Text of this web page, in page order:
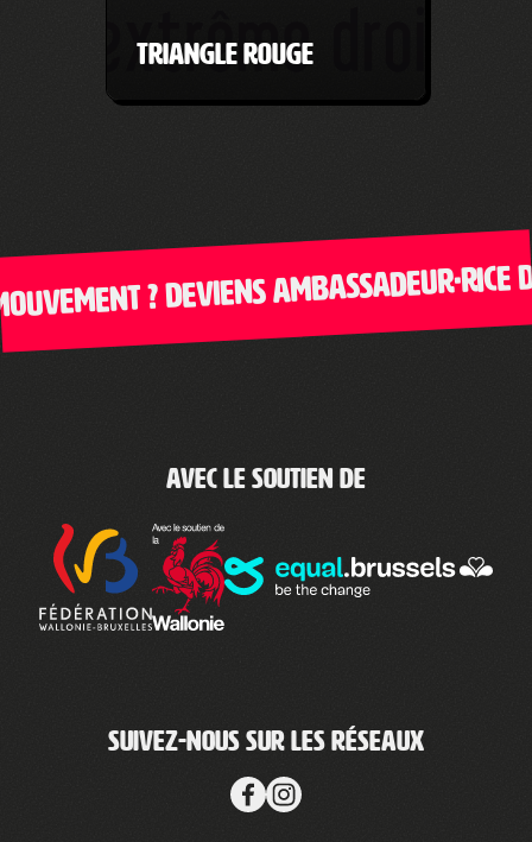
Triangle Rouge
? Deviens ambassadeur·rice de
Avec le soutien de
Suivez-nous sur les réseaux